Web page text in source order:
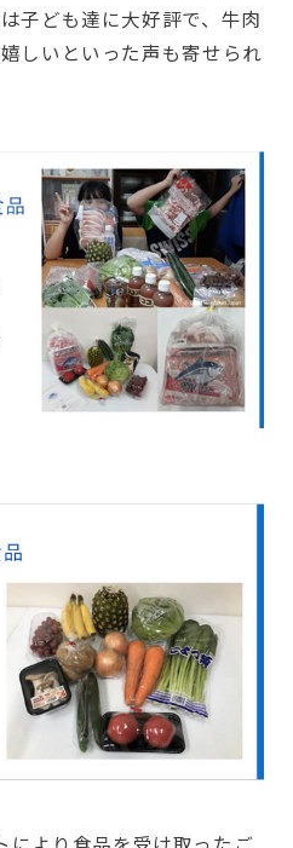
子ども達に大好評で、牛肉
しいといった声も寄せられ
により食品を受け取ったご